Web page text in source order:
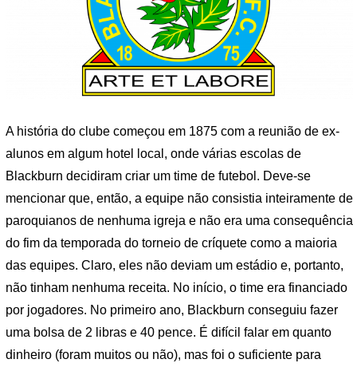
A história do clube começou em 1875 com a reunião de ex-
alunos em algum hotel local, onde várias escolas de
Blackburn decidiram criar um time de futebol. Deve-se
mencionar que, então, a equipe não consistia inteiramente de
paroquianos de nenhuma igreja e não era uma consequência
do fim da temporada do torneio de críquete como a maioria
das equipes. Claro, eles não deviam um estádio e, portanto,
não tinham nenhuma receita. No início, o time era financiado
por jogadores. No primeiro ano, Blackburn conseguiu fazer
uma bolsa de 2 libras e 40 pence. É difícil falar em quanto
dinheiro (foram muitos ou não), mas foi o suficiente para